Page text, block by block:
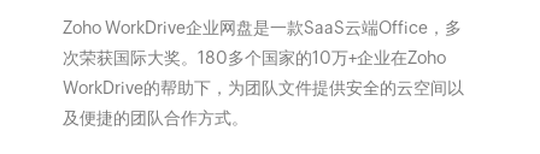
Zoho WorkDrive企业网盘是一款SaaS云端Office，多
次荣获国际大奖。180多个国家的10万+企业在Zoho
WorkDrive的帮助下，为团队文件提供安全的云空间以
及便捷的团队合作方式。